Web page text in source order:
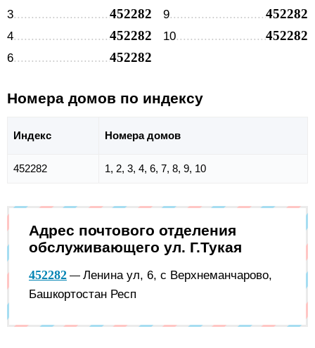
3 452282
4 452282
6 452282
9 452282
10 452282
Номера домов по индексу
Индекс Номера домов
452282 1, 2, 3, 4, 6, 7, 8, 9, 10
Адрес почтового отделения
обслуживающего ул. Г.Тукая
452282 — Ленина ул, 6, с Верхнеманчарово,
Башкортостан Респ